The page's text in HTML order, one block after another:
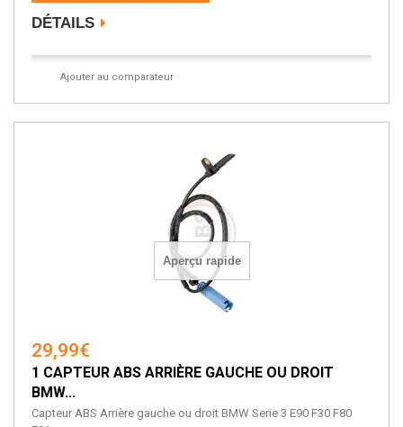
DÉTAILS
Ajouter au comparateur
Aperçu rapide
29,99€
1 CAPTEUR ABS ARRIÈRE GAUCHE OU DROIT
BMW...
Capteur ABS Arrière gauche ou droit BMW Serie 3 E90 F30 F80